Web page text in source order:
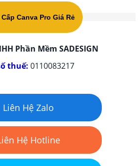
Canva Pro Giá Rẻ
Phần Mềm SADESIGN
thuế: 0110083217
Liên Hệ Zalo
Hệ Hotline